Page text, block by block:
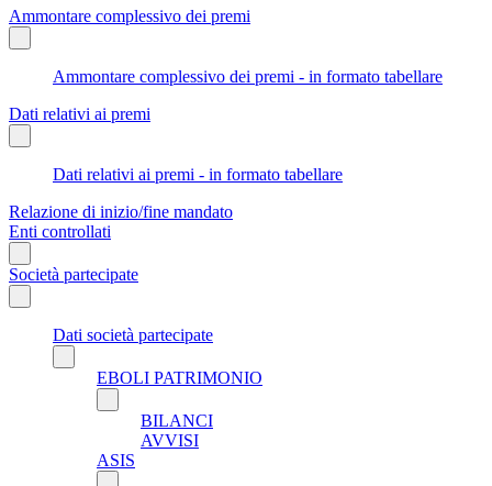
Ammontare complessivo dei premi
Ammontare complessivo dei premi - in formato tabellare
Dati relativi ai premi
Dati relativi ai premi - in formato tabellare
Relazione di inizio/fine mandato
Enti controllati
Società partecipate
Dati società partecipate
EBOLI PATRIMONIO
BILANCI
AVVISI
ASIS